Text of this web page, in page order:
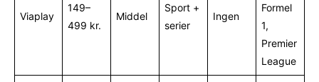
Viaplay
149–
499 kr.
Middel
Sport +
serier
Ingen
Formel
1,
Premier
League